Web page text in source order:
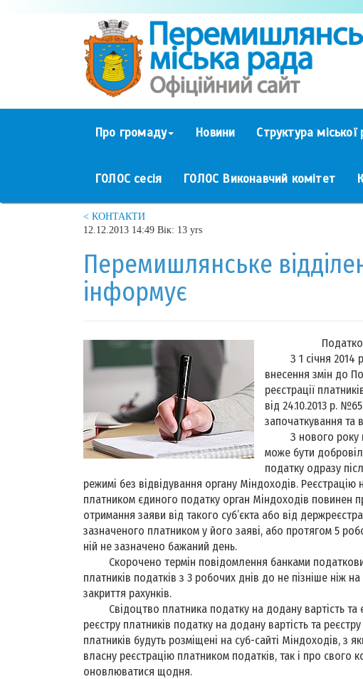
Про громаду Новини Структура міської
ГОЛОС сесія ГОЛОС Виконавчий комітет
< КОНТАКТИ
12.12.2013 14:49 Вік: 13 yrs
Перемишлянське
інформує
З 1 січня 2014
внесення змін до
реєстрації
від 24.10.2013 р.
започаткування та
З нового року
може бути
податку одразу
режимі без відвідування органу Міндоходів.
платником єдиного податку орган Міндоходів повинен
отримання заяви від такого суб’єкта або від
зазначеного платником у його заяві, або протягом 5
ній не зазначено бажаний день.
Скорочено термін повідомлення банками податкових
платників податків з 3 робочих днів до не пізніше ніж
закриття рахунків.
Свідоцтво платника податку на додану вартість та
реєстру платників податку на додану вартість та
платників будуть розміщені на суб-сайті Міндоходів,
власну реєстрацію платником податків, так і про свого
оновлюватися щодня.